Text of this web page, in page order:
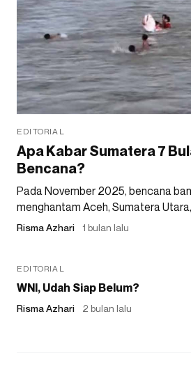
EDITORIAL
Apa Kabar Sumatera 7
Bencana?
Pada November 2025, bencana
menghantam Aceh, Sumatera
Risma Azhari 1 bulan lalu
EDITORIAL
WNI, Udah Siap Belum?
Risma Azhari 2 bulan lalu